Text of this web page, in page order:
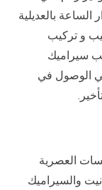
بالعديلية
و تركيب
سيراميك
الوصول في
العصرية
والسيراميك